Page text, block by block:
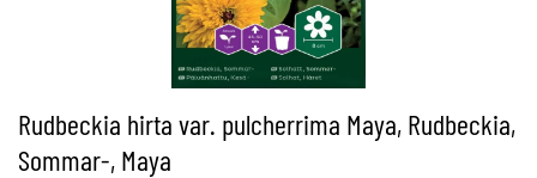
Rudbeckia hirta var. pulcherrima Maya, Rudbeckia,
Sommar-, Maya